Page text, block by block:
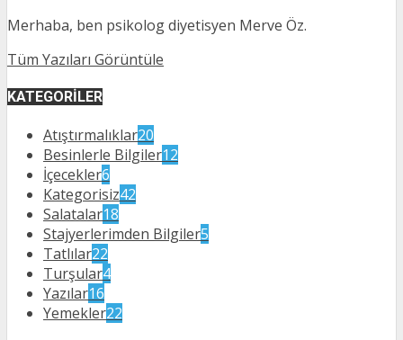
Merhaba, ben psikolog diyetisyen Merve Öz.
Tüm Yazıları Görüntüle
KATEGORILER
Atıştırmalıklar20
Besinlerle Bilgiler12
İçecekler6
Kategorisiz42
Salatalar18
Stajyerlerimden Bilgiler5
Tatlılar22
Turşular4
Yazılar16
Yemekler22